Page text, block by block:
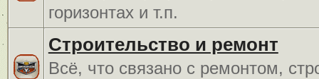
горизонтах и т.п.
Строительство и ремонт
Всё, что связано с ремонтом,